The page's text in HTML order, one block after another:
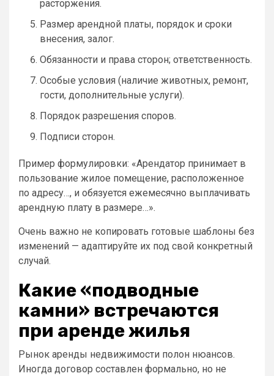
расторжения.
Размер арендной платы, порядок и сроки
внесения, залог.
Обязанности и права сторон; ответственность.
Особые условия (наличие животных, ремонт,
гости, дополнительные услуги).
Порядок разрешения споров.
Подписи сторон.
Пример формулировки: «Арендатор принимает в
пользование жилое помещение, расположенное
по адресу…, и обязуется ежемесячно выплачивать
арендную плату в размере…».
Очень важно не копировать готовые шаблоны без
изменений — адаптируйте их под свой конкретный
случай.
Какие «подводные
камни» встречаются
при аренде жилья
Рынок аренды недвижимости полон нюансов.
Иногда договор составлен формально, но не